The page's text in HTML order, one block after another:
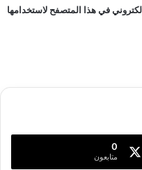
في هذا المتصفح لاستخدامها
0
متابعون